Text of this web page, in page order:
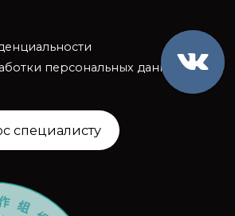
персональных данных
специалисту